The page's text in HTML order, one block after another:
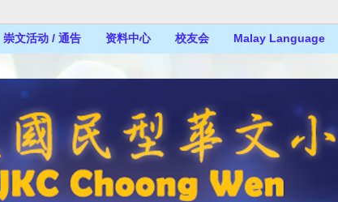
崇文活动 / 通告 资料中心 校友会 Malay Language